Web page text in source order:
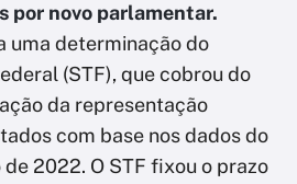
por novo parlamentar.
uma determinação do
(STF), que cobrou do
da representação
com base nos dados do
2022. O STF fixou o prazo